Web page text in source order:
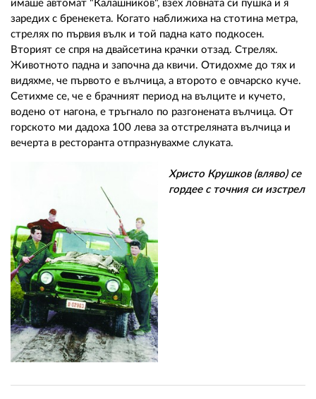
имаше автомат "Калашников", взех ловната си пушка и я
заредих с бренекета. Когато наближиха на стотина метра,
стрелях по първия вълк и той падна като подкосен.
Вторият се спря на двайсетина крачки отзад. Стрелях.
Животното падна и започна да квичи. Отидохме до тях и
видяхме, че първото е вълчица, а второто е овчарско куче.
Сетихме се, че е брачният период на вълците и кучето,
водено от нагона, е тръгнало по разгонената вълчица. От
горското ми дадоха 100 лева за отстреляната вълчица и
вечерта в ресторанта отпразнувахме слуката.
Христо Крушков (вляво) се
гордее с точния си изстрел
ПОЛИТИКАТА ЗА
ПОВЕРИТЕЛНОСТ
02 975 20 35